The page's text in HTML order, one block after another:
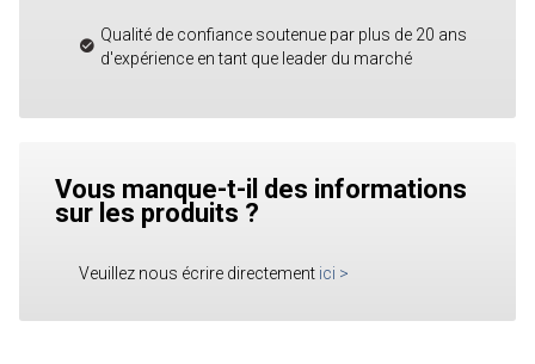
Qualité de confiance soutenue par plus de 20 ans
d'expérience en tant que leader du marché
Vous manque-t-il des informations
sur les produits ?
Veuillez nous écrire directement ici >